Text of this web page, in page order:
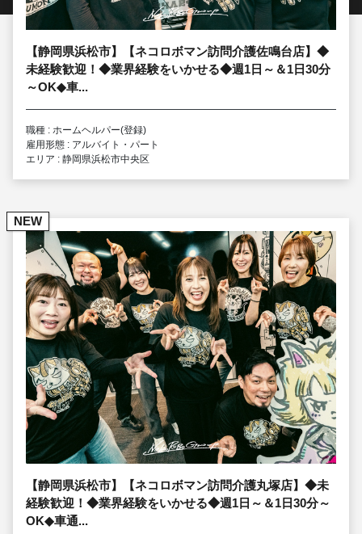
【静岡県浜松市】【ネコロボマン訪問介護佐鳴台店】◆
未経験歓迎！◆業界経験をいかせる◆週1日～＆1日30分
～OK◆車...
職種 : ホームヘルパー(登録)
雇用形態 : アルバイト・パート
エリア : 静岡県浜松市中央区
NEW
【静岡県浜松市】【ネコロボマン訪問介護丸塚店】◆未
経験歓迎！◆業界経験をいかせる◆週1日～＆1日30分～
OK◆車通...